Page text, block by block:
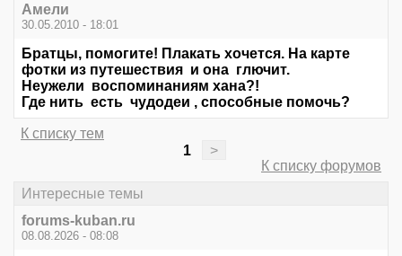
Амели
30.05.2010 - 18:01
Братцы, помогите! Плакать хочется. На карте
фотки из путешествия и она глючит.
Неужели воспоминаниям хана?!
Где нить есть чудодеи , способные помочь?
К списку тем
1
>
К списку форумов
Интересные темы
forums-kuban.ru
08.08.2026 - 08:08